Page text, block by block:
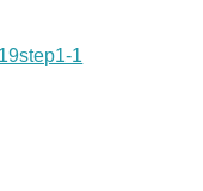
19step1-1